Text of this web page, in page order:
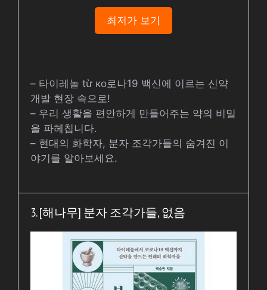
최저가 보기
– 타이레놀 từ ко로나19 백신에 이르는 신약
개발 현장 속으로!
– 우리 생활을 편안하게 만들어주는 약의 비밀
을 파헤칩니다.
– 현대의 화학자, 분자 조각가들의 숨겨진 이
야기를 알아보세요.
3. [해나무] 분자 조각가들, 없음